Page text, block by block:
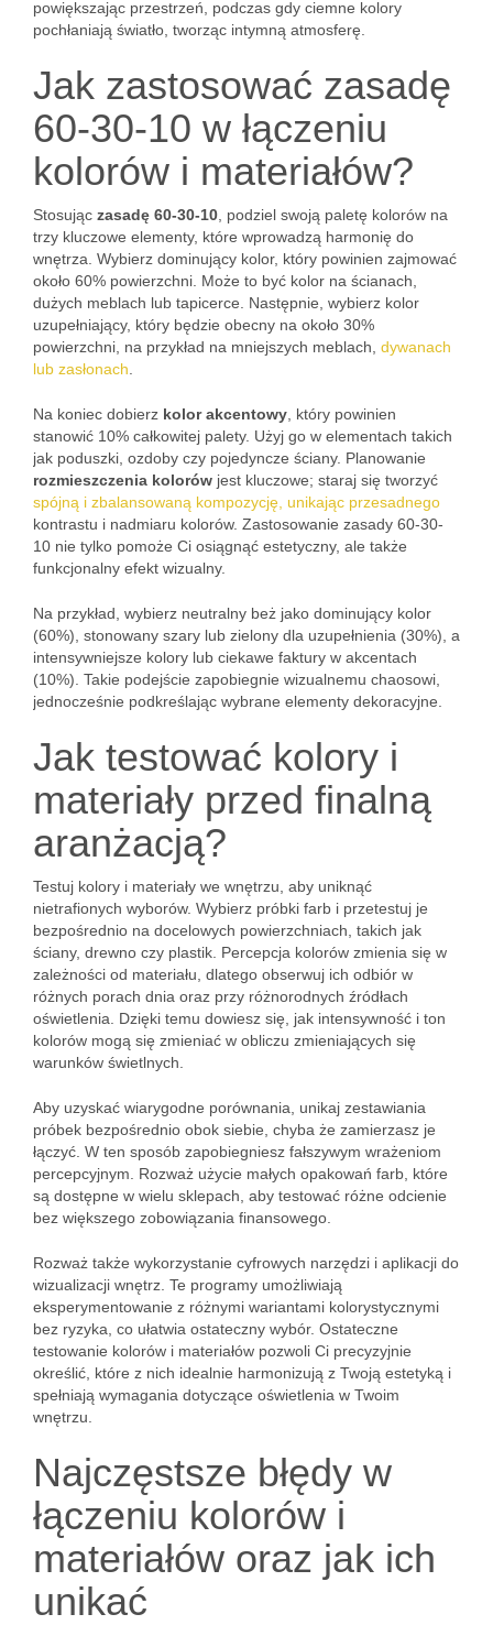
powiększając przestrzeń, podczas gdy ciemne kolory
pochłaniają światło, tworząc intymną atmosferę.
Jak zastosować zasadę
60-30-10 w łączeniu
kolorów i materiałów?
Stosując zasadę 60-30-10 , podziel swoją paletę kolorów na
trzy kluczowe elementy, które wprowadzą harmonię do
wnętrza. Wybierz dominujący kolor, który powinien zajmować
około 60% powierzchni. Może to być kolor na ścianach,
dużych meblach lub tapicerce. Następnie, wybierz kolor
uzupełniający, który będzie obecny na około 30%
powierzchni, na przykład na mniejszych meblach, dywanach
lub zasłonach
Na koniec dobierz kolor akcentowy , który powinien
stanowić 10% całkowitej palety. Użyj go w elementach takich
jak poduszki, ozdoby czy pojedyncze ściany. Planowanie
rozmieszczenia kolorów jest kluczowe; staraj się tworzyć
spójną i zbalansowaną kompozycję, unikając przesadnego
kontrastu i nadmiaru kolorów. Zastosowanie zasady 60-30-
10 nie tylko pomoże Ci osiągnąć estetyczny, ale także
funkcjonalny efekt wizualny.
Na przykład, wybierz neutralny beż jako dominujący kolor
(60%), stonowany szary lub zielony dla uzupełnienia (30%), a
intensywniejsze kolory lub ciekawe faktury w akcentach
(10%). Takie podejście zapobiegnie wizualnemu chaosowi,
jednocześnie podkreślając wybrane elementy dekoracyjne.
Jak testować kolory i
materiały przed finalną
aranżacją?
Testuj kolory i materiały we wnętrzu, aby uniknąć
nietrafionych wyborów. Wybierz próbki farb i przetestuj je
bezpośrednio na docelowych powierzchniach, takich jak
ściany, drewno czy plastik. Percepcja kolorów zmienia się w
zależności od materiału, dlatego obserwuj ich odbiór w
różnych porach dnia oraz przy różnorodnych źródłach
oświetlenia. Dzięki temu dowiesz się, jak intensywność i ton
kolorów mogą się zmieniać w obliczu zmieniających się
warunków świetlnych.
Aby uzyskać wiarygodne porównania, unikaj zestawiania
próbek bezpośrednio obok siebie, chyba że zamierzasz je
łączyć. W ten sposób zapobiegniesz fałszywym wrażeniom
percepcyjnym. Rozważ użycie małych opakowań farb, które
są dostępne w wielu sklepach, aby testować różne odcienie
bez większego zobowiązania finansowego.
Rozważ także wykorzystanie cyfrowych narzędzi i aplikacji do
wizualizacji wnętrz. Te programy umożliwiają
eksperymentowanie z różnymi wariantami kolorystycznymi
bez ryzyka, co ułatwia ostateczny wybór. Ostateczne
testowanie kolorów i materiałów pozwoli Ci precyzyjnie
określić, które z nich idealnie harmonizują z Twoją estetyką i
spełniają wymagania dotyczące oświetlenia w Twoim
wnętrzu.
Najczęstsze błędy w
łączeniu kolorów i
materiałów oraz jak ich
unikać